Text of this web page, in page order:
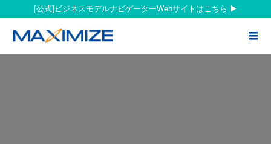
[公式]ビジネスモデルナビゲーターWebサイトはこちら